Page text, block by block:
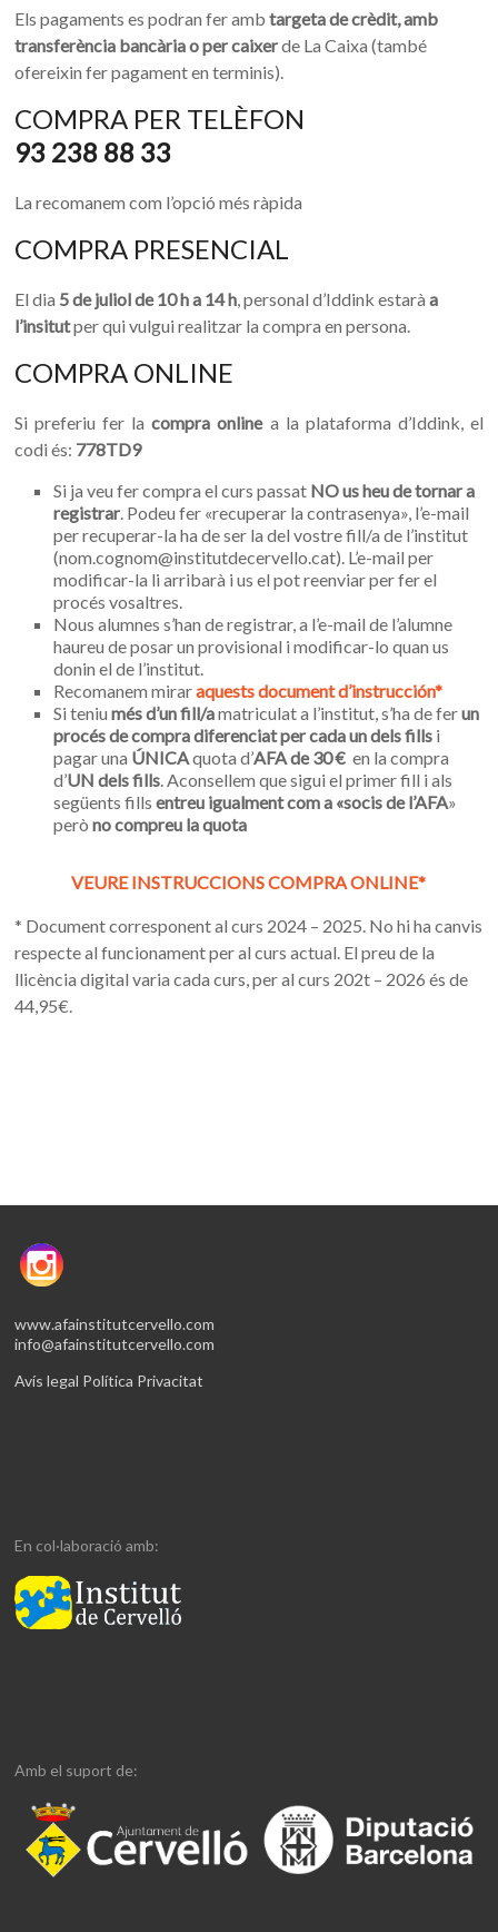
Els pagaments es podran fer amb targeta de crèdit, amb
transferència bancària o per caixerde La Caixa (també
ofereixin fer pagament en terminis).
COMPRA PER TELÈFON
93 238 88 33
La recomanem com l’opció més ràpida
COMPRA PRESENCIAL
El dia 5 de juliol de 10 h a 14 h, personal d’Iddink estarà a
l’insitutper qui vulgui realitzar la compra en persona.
COMPRA ONLINE
Si preferiu fer lacompra onlinea la plataforma d’Iddink, el
codi és: 778TD9
Si ja veu fer compra el curs passat NO us heu de tornar a
registrar. Podeu fer «recuperar la contrasenya», l’e-mail
per recuperar-la ha de ser la del vostre fill/a de l’institut
(nom.cognom@institutdecervello.cat). L’e-mail per
modificar-la li arribarà i us el pot reenviar per fer el
procés vosaltres.
Nous alumnes s’han de registrar, a l’e-mail de l’alumne
haureu de posar un provisional i modificar-lo quan us
donin el de l’institut.
Recomanem miraraquests document d’instrucción*
Si teniumés d’un fill/amatriculat a l’institut, s’ha de ferun
procés de compra diferenciat per cada un dels fills i
pagar una ÚNICAquota d’AFA de 30 € en la compra
d’UN dels fills. Aconsellem que sigui el primer fill i als
següents fillsentreu igualment com a «socis de l’AFA»
peròno compreu la quota
VEURE INSTRUCCIONS COMPRA ONLINE*
* Document corresponent al curs 2024 – 2025. No hi ha canvis
respecte al funcionament per al curs actual. El preu de la
llicència digital varia cada curs, per al curs 202t – 2026 és de
44,95€.
www.afainstitutcervello.com
info@afainstitutcervello.com
Avís legal Política Privacitat
En col·laboració amb:
Amb el suport de: